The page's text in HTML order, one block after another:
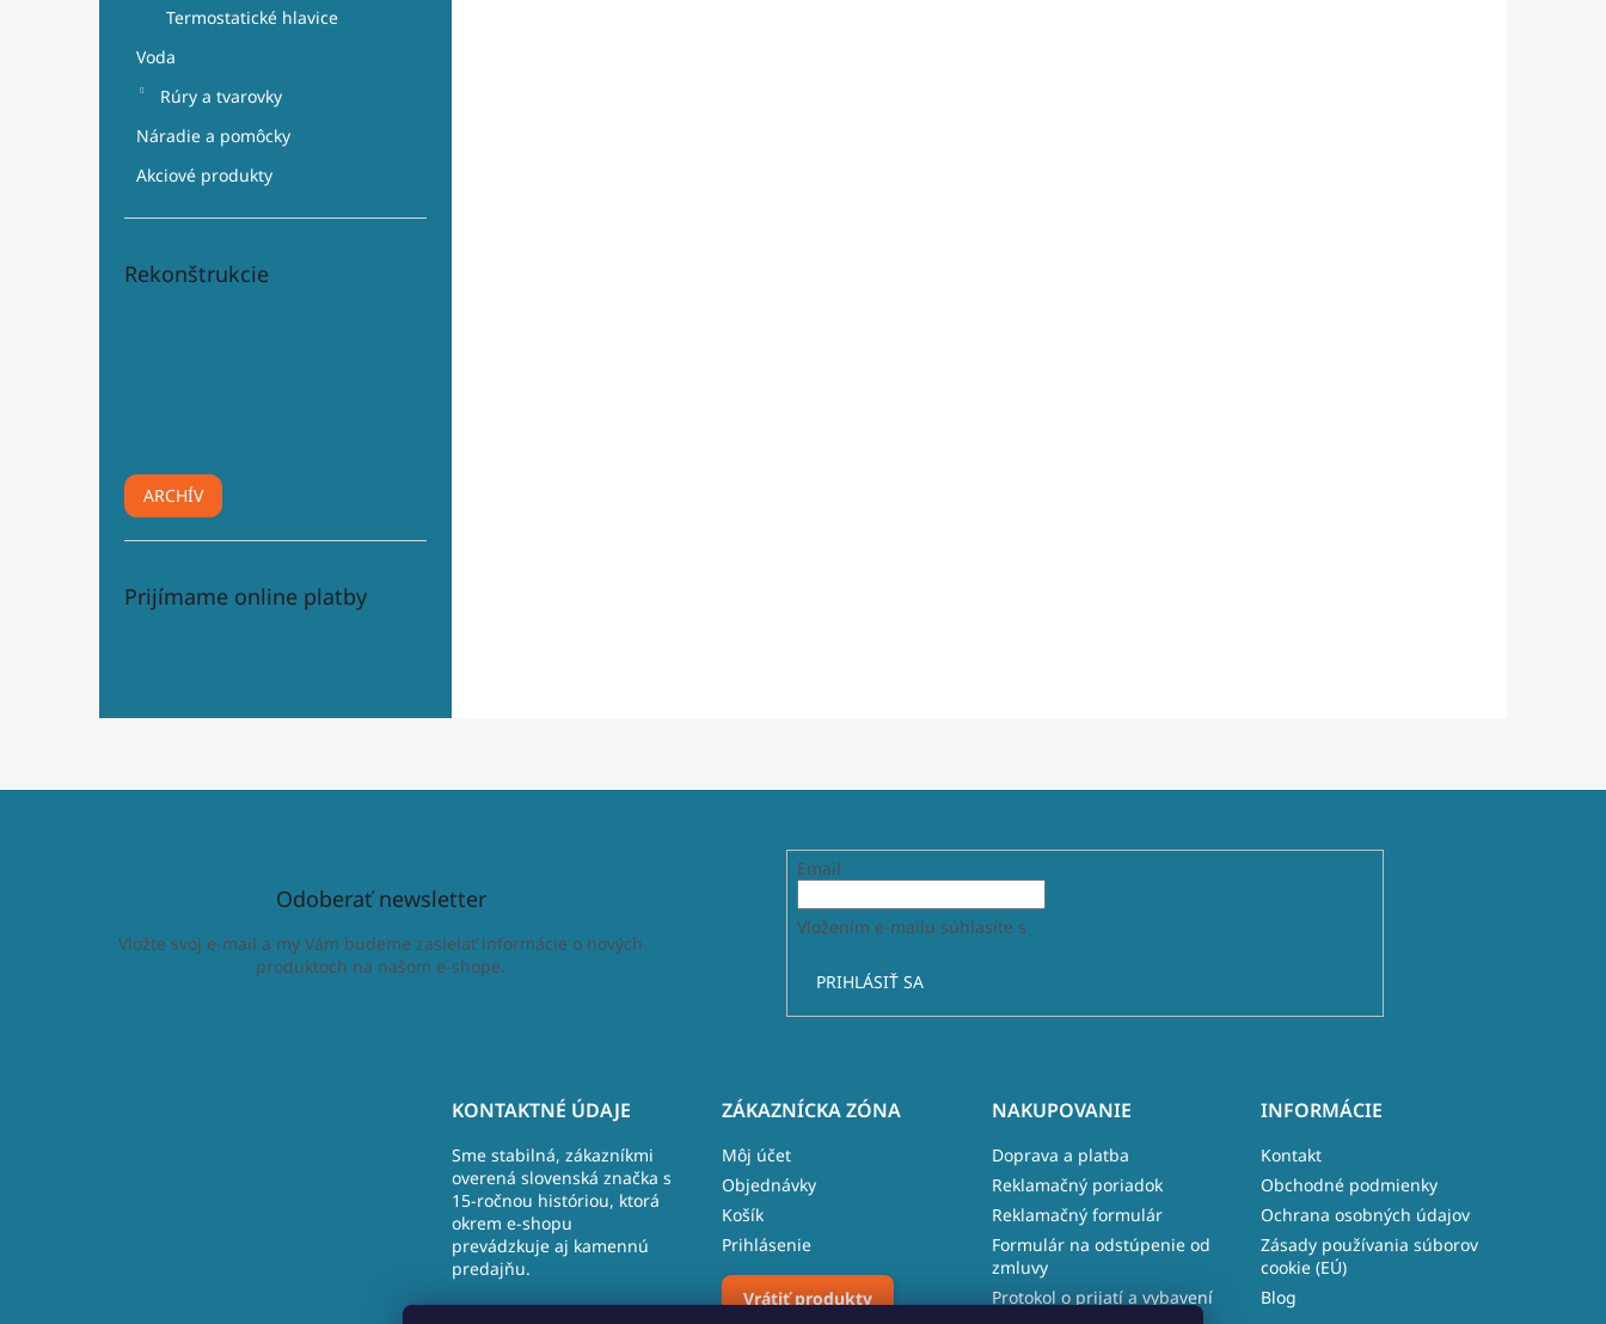
Termostatické hlavice
Voda
Rúry a tvarovky
Náradie a pomôcky
Akciové produkty
Rekonštrukcie
ARCHÍV
Prijímame online platby
Odoberať newsletter
Vložte svoj e-mail a my Vám budeme zasielať informácie o nových
produktoch na našom e-shope.
Email
Vložením e-mailu súhlasíte s
PRIHLÁSIŤ SA
KONTAKTNÉ ÚDAJE
Sme stabilná, zákazníkmi
overená slovenská značka s
15-ročnou históriou, ktorá
okrem e-shopu
prevádzkuje aj kamennú
predajňu.
ZÁKAZNÍCKA ZÓNA
Môj účet
Objednávky
Košík
Prihlásenie
Vrátiť produkty
NAKUPOVANIE
Doprava a platba
Reklamačný poriadok
Reklamačný formulár
Formulár na odstúpenie od
zmluvy
Protokol o prijatí a vybavení
INFORMÁCIE
Kontakt
Obchodné podmienky
Ochrana osobných údajov
Zásady používania súborov
cookie (EÚ)
Blog